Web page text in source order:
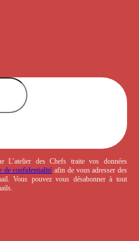
L’atelier des Chefs traite vos données
de confidentialité afin de vous adresser des
Vous pouvez vous désabonner à tout